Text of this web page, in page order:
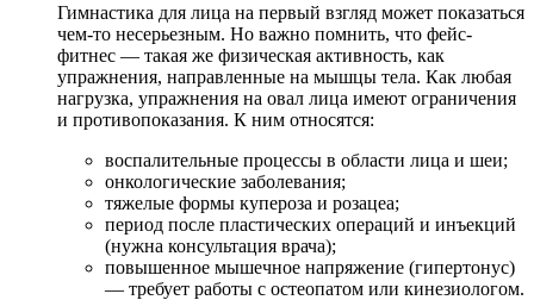
Гимнастика для лица на первый взгляд может показаться
чем-то несерьезным. Но важно помнить, что фейс-
фитнес — такая же физическая активность, как
упражнения, направленные на мышцы тела. Как любая
нагрузка, упражнения на овал лица имеют ограничения
и противопоказания. К ним относятся:
воспалительные процессы в области лица и шеи;
онкологические заболевания;
тяжелые формы купероза и розацеа;
период после пластических операций и инъекций
(нужна консультация врача);
повышенное мышечное напряжение (гипертонус)
— требует работы с остеопатом или кинезиологом.